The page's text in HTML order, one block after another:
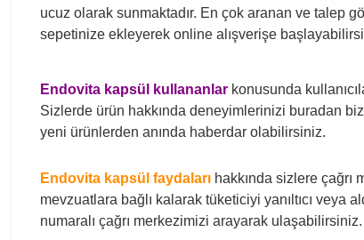
ucuz olarak sunmaktadır. En çok aranan ve talep
sepetinize ekleyerek online alışverişe
Endovita kapsül kullananlar konusunda
Sizlerde ürün hakkında deneyimlerinizi buradan
yeni ürünlerden anında haberdar olabilirsiniz.
Endovita kapsül faydaları hakkında sizlere çağrı
mevzuatlara bağlı kalarak tüketiciyi yanıltıcı veya
numaralı çağrı merkezimizi arayarak